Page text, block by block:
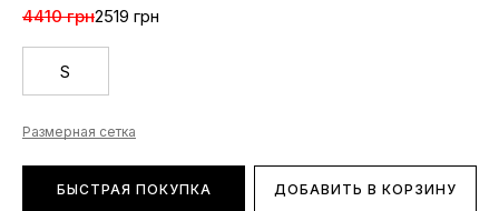
4410 грн2519 грн
S
Размерная сетка
БЫСТРАЯ ПОКУПКА ДОБАВИТЬ В КОРЗИНУ